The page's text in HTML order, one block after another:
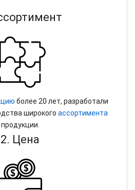
более 20 лет, разработали
широкого ассортимента
продукции.
2. Цена